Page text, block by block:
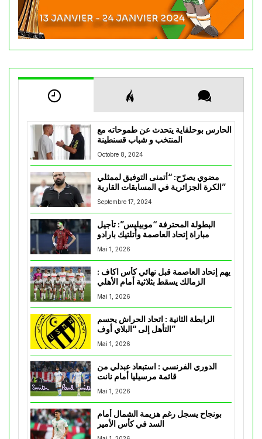
الحارس بوحلفاية يتحدث عن طموحاته مع
المنتخب و شباب قسنطينة
Octobre 8, 2024
مضوي يصرّح: “أتمنى التوفيق لممثلي
الكرة الجزائرية في المسابقات القارية”
Septembre 17, 2024
البطولة المحترفة “موبيليس”: تأجيل
مباراة إتحاد العاصمة وأتلتيك بارادو
Mai 1, 2026
يهم إتحاد العاصمة قبل نهائي كأس اكاف :
Mai 1, 2026
الرابطة الثانية : اتحاد الحراش يحسم
التأهل إلى “البلاي أوف”
Mai 1, 2026
الدوري الفرنسي : استبعاد عبدلي من
قائمة مرسيليا أمام نانت
Mai 1, 2026
بونجاح يسجل رغم هزيمة الشمال أمام
السد في كأس الأمير